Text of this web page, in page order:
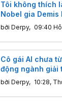
Tôi không thích
Nobel gia
bởi Derpy, 09:40
Cô gái AI chưa
động ngành giải
mặt sao thật
bởi Derpy, 10:28,